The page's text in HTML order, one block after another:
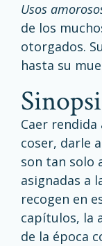
Usos
de los
otorgados.
hasta su
Caer
coser, darle
son tan solo
asignadas a
recogen en
capítulos, la
de la época